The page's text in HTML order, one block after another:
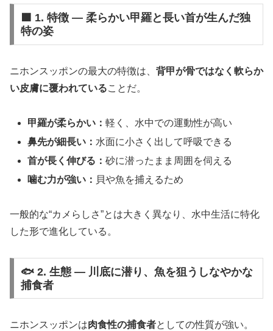
🟫 1. 特徴 ― 柔らかい甲羅と長い首が生んだ独
特の姿
ニホンスッポンの最大の特徴は、 背甲が骨ではなく軟らか
い皮膚に覆われていることだ。
甲羅が柔らかい：軽く、水中での運動性が高い
鼻先が細長い： 水面に小さく出して呼吸できる
首が長く伸びる：砂に潜ったまま周囲を伺える
噛む力が強い： 貝や魚を捕えるため
一般的な“カメらしさ”とは大きく異なり、水中生活に特化
した形で進化している。
🐟 2. 生態 ― 川底に潜り、魚を狙うしなやかな
捕食者
ニホンスッポンは肉食性の捕食者としての性質が強い。